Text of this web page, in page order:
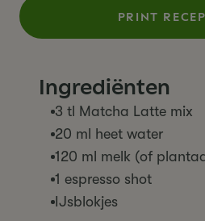
PRINT
Ingrediënten
3 tl Matcha Latte mix
20 ml heet water
120 ml melk (of
1 espresso shot
IJsblokjes